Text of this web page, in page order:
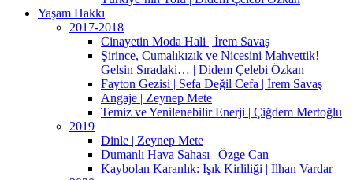
Yaşam Hakkı
2017-2018
Cinayetin Moda Hali | İrem Savaş
Şirince, Cumalıkızık ve Nicesini Mahvettik!
Gelsin Sıradaki… | Didem Çelebi Özkan
Fayton Gezisi | Sefa Değil Cefa | İrem Savaş
Angaje | Zeynep Mete
Temiz ve Yenilenebilir Enerji | Çiğdem Mertoğlu
2019
Dinle | Zeynep Mete
Dumanlı Hava Sahası | Özge Can
Kaybolan Karanlık: Işık Kirliliği | İlhan Vardar